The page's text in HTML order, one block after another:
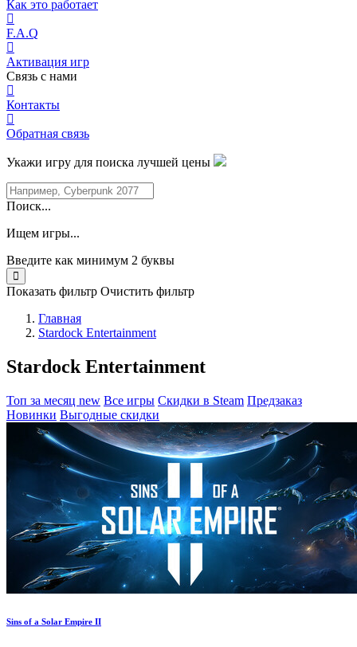
Как это работает
F.A.Q
Активация игр
Связь с нами
Контакты
Обратная связь
Укажи игру для поиска лучшей цены
Поиск...
Ищем игры...
Введите как минимум 2 буквы
Показать фильтр Очистить фильтр
Главная
Stardock Entertainment
Stardock Entertainment
Топ за месяц new Все игры Скидки в Steam Предзаказ
Новинки Выгодные скидки
Sins of a Solar Empire II